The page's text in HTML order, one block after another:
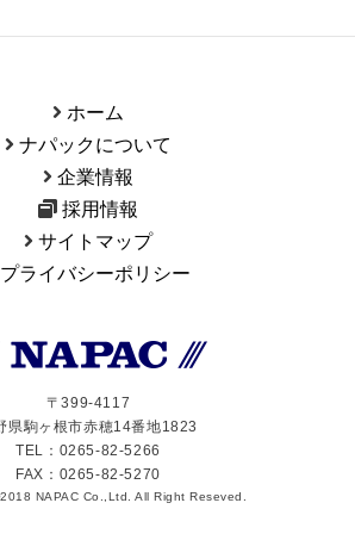
ホーム
ナパックについて
企業情報
採用情報
サイトマップ
プライバシーポリシー
〒399-4117
県駒ヶ根市赤穂14番地1823
TEL：0265-82-5266
FAX：0265-82-5270
NAPAC Co.,Ltd. All Right Reseved.